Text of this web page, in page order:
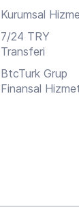
Kurumsal
7/24 TRY
Transferi
BtcTurk Grup
Finansal